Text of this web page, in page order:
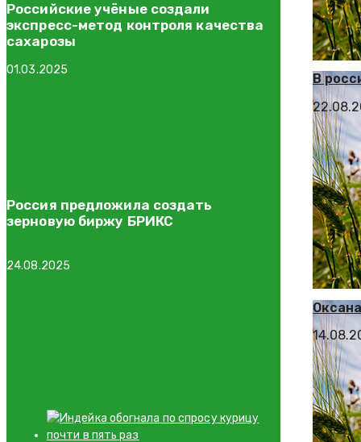
В
Российские учёные создали
экспресс-метод контроля качества
сахарозы
01.03.2025
Россия предложила создать
зерновую биржу БРИКС
24.08.2025